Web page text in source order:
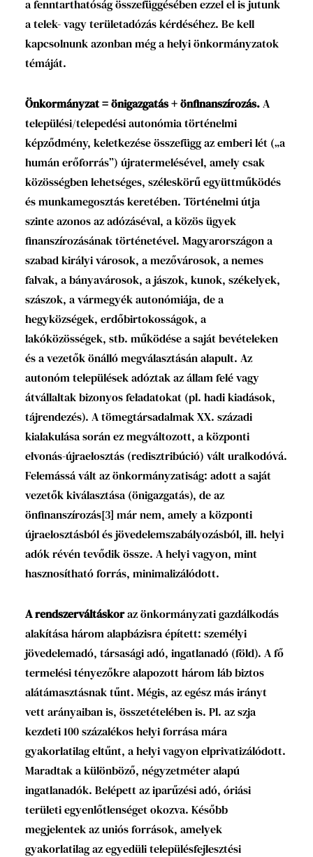
a fenntarthatóság összefüggésében ezzel el is jutunk
a telek- vagy területadózás kérdéséhez. Be kell
kapcsolnunk azonban még a helyi önkormányzatok
témáját.
Önkormányzat = önigazgatás + önfinanszírozás.A
települési/telepedési autonómia történelmi
képződmény, keletkezése összefügg az emberi lét („a
humán erőforrás”) újratermelésével, amely csak
közösségben lehetséges, széleskörű együttműködés
és munkamegosztás keretében. Történelmi útja
szinte azonos az adózáséval, a közös ügyek
finanszírozásának történetével. Magyarországon a
szabad királyi városok, a mezővárosok, a nemes
falvak, a bányavárosok, a jászok, kunok, székelyek,
szászok, a vármegyék autonómiája, de a
hegyközségek, erdőbirtokosságok, a
lakóközösségek, stb. működése a saját bevételeken
és a vezetők önálló megválasztásán alapult. Az
autonóm települések adóztak az állam felé vagy
átvállaltak bizonyos feladatokat (pl. hadi kiadások,
tájrendezés). A tömegtársadalmak XX. századi
kialakulása során ez megváltozott, a központi
elvonás-újraelosztás (redisztribúció) vált uralkodóvá.
Felemássá vált az önkormányzatiság: adott a saját
vezetők kiválasztása (önigazgatás), de az
önfinanszírozás[3] már nem, amely a központi
újraelosztásból és jövedelemszabályozásból, ill. helyi
adók révén tevődik össze. A helyi vagyon, mint
hasznosítható forrás, minimalizálódott.
A rendszerváltáskoraz önkormányzati gazdálkodás
alakítása három alapbázisra épített: személyi
jövedelemadó, társasági adó, ingatlanadó (föld). A fő
termelési tényezőkre alapozott három láb biztos
alátámasztásnak tűnt. Mégis, az egész más irányt
vett arányaiban is, összetételében is. Pl. az szja
kezdeti 100 százalékos helyi forrása mára
gyakorlatilag eltűnt, a helyi vagyon elprivatizálódott.
Maradtak a különböző, négyzetméter alapú
ingatlanadók. Belépett az iparűzési adó, óriási
területi egyenlőtlenséget okozva. Később
megjelentek az uniós források, amelyek
gyakorlatilag az egyedüli településfejlesztési